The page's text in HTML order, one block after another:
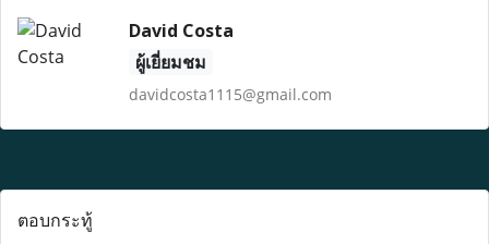
David Costa
ผู้เยี่ยมชม
davidcosta1115@gmail.com
ตอบกระทู้